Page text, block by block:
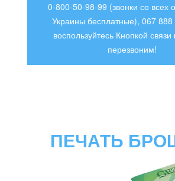
0-800-50-98-99 (звонки со всех
Украины бесплатные), 067
воспользуйтесь Кнопкой
перезвоним!
ПЕЧАТЬ